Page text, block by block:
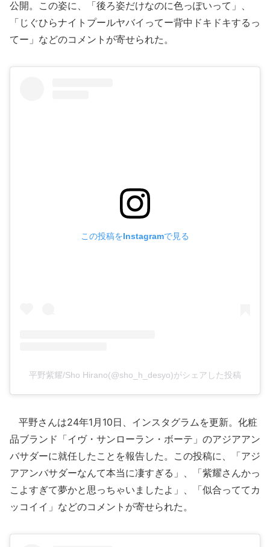
公開。この姿に、「後ろ姿だけなのに色っぽいって」、
「じぐひらナイトプールヤバイってー背中ドキドキするっ
てー」などのコメントが寄せられた。
この投稿をInstagramで見る
平野紫耀/Sho Hirano(@sho_h_desyo)がシェアした投稿
平野さんは24年1月10日、インスタグラムを更新。化粧
品ブランド「イヴ・サンローラン・ボーテ」のアジアアン
バサダーに就任したことを報告した。この投稿に、「アジ
アアンバサダーなんて本当に凄すぎる」、「紫耀さんかっ
こよすぎて夢かと思っちゃいましたよ」、「似合っててカ
ッコイイ」などのコメントが寄せられた。